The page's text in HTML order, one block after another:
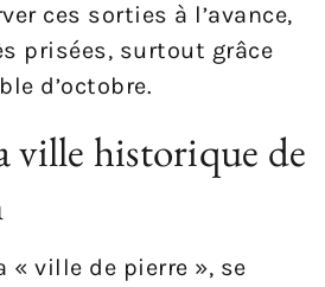
ces sorties à l’avance,
prisées, surtout grâce
d’octobre.
ville historique de
« ville de pierre », se